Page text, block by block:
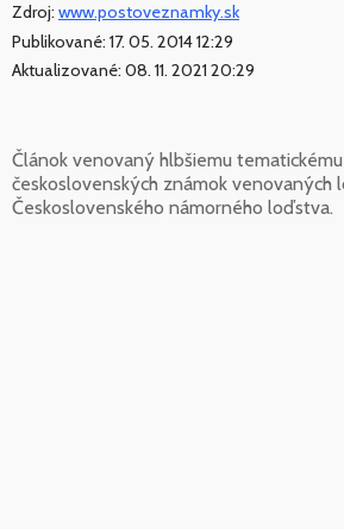
Zdroj: www.postoveznamky.sk
Publikované: 17. 05. 2014 12:29
Aktualizované: 08. 11. 2021 20:29
Článok venovaný hlbšiemu
československých známok venovaných
Československého námorného loďstva.